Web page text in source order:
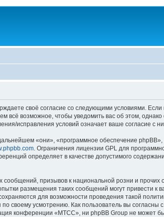
своё согласие со следующими условиями. Если
возможное, чтобы уведомить вас об этом,
исправления условий означает ваше согласие с
«они», «программное обеспечение phpBB»,
. Ограничения лицензии GPL для
определяет в качестве допустимого
призывов к национальной розни и
размещения таких сообщений могут привести
для возможности проведения такой
усмотрению. Как пользователь вы согласны
конференции «МТСС», ни phpBB Group не может